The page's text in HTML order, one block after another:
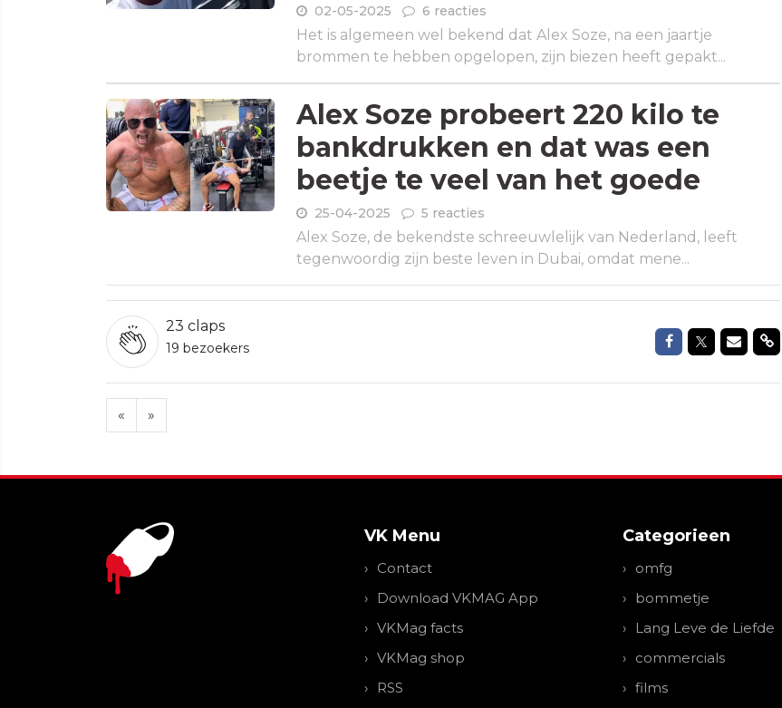
02-05-2025 6 reacties
Het is algemeen wel bekend dat Alex Soze, na een jaartje
brommen te hebben opgelopen, zijn biezen heeft gepakt...
Alex Soze probeert 220 kilo te
bankdrukken en dat was een
beetje te veel van het goede
25-04-2025 5 reacties
Alex Soze, de bekendste schreeuwlelijk van Nederland, leeft
tegenwoordig zijn beste leven in Dubai, omdat mene...
23 claps
19 bezoekers Delen opDelen op
Delen
« »
VK Menu
Contact
Download VKMAG App
VKMag facts
VKMag shop
RSS
Categorieen
omfg
bommetje
Lang Leve de Liefde
commercials
films